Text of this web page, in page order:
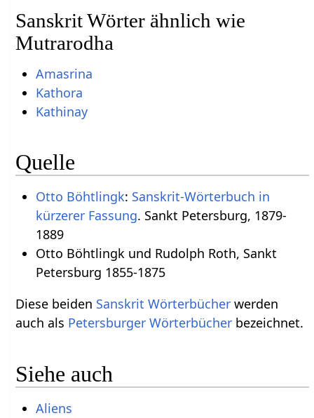
Sanskrit Wörter ähnlich wie
Mutrarodha
Amasrina
Kathora
Kathinay
Quelle
Otto Böhtlingk: Sanskrit-Wörterbuch in
kürzerer Fassung. Sankt Petersburg, 1879-
1889
Otto Böhtlingk und Rudolph Roth, Sankt
Petersburg 1855-1875
Diese beiden Sanskrit Wörterbücher werden
auch als Petersburger Wörterbücher bezeichnet.
Siehe auch
Aliens